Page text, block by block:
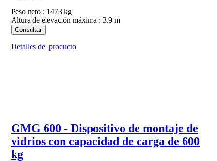
Peso neto : 1473 kg
Altura de elevación máxima : 3.9 m
Consultar
Detalles del producto
GMG 600 - Dispositivo de montaje de
vidrios con capacidad de carga de 600
kg